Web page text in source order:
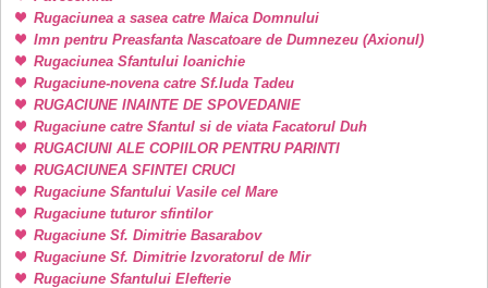
Rugaciunea a sasea catre Maica Domnului
Imn pentru Preasfanta Nascatoare de Dumnezeu (Axionul)
Rugaciunea Sfantului Ioanichie
Rugaciune-novena catre Sf.Iuda Tadeu
RUGACIUNE INAINTE DE SPOVEDANIE
Rugaciune catre Sfantul si de viata Facatorul Duh
RUGACIUNI ALE COPIILOR PENTRU PARINTI
RUGACIUNEA SFINTEI CRUCI
Rugaciune Sfantului Vasile cel Mare
Rugaciune tuturor sfintilor
Rugaciune Sf. Dimitrie Basarabov
Rugaciune Sf. Dimitrie Izvoratorul de Mir
Rugaciune Sfantului Elefterie